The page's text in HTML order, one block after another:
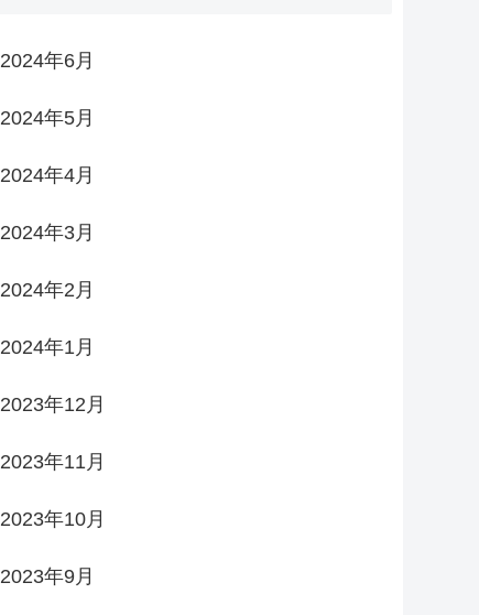
2024年6月
2024年5月
2024年4月
2024年3月
2024年2月
2024年1月
2023年12月
2023年11月
2023年10月
2023年9月